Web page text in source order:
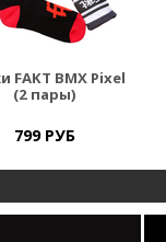
FAKT BMX Pixel
(2 пары)
799 РУБ